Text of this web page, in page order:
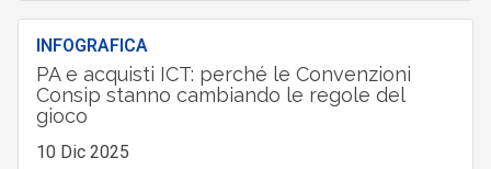
INFOGRAFICA
PA e acquisti ICT: perché le Convenzioni
Consip stanno cambiando le regole del
gioco
10 Dic 2025